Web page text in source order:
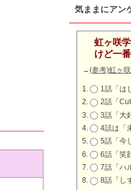
気ままにアン
虹ヶ咲
けど一
→(参考)虹ヶ
1話「は
2話「
3話「大
4話は「
5話「今
6話「笑
7話「ハ
8話「し